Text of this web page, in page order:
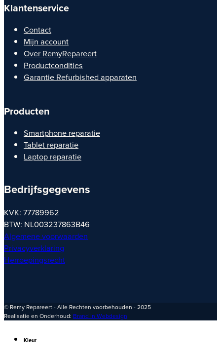
Klantenservice
Contact
Mijn account
Over RemyRepareert
Productcondities
Garantie Refurbished apparaten
Producten
Smartphone reparatie
Tablet reparatie
Laptop reparatie
Bedrijfsgegevens
KVK: 77789962
BTW: NL003237863B46
Algemene voorwaarden
Privacyverklaring
Herroepingsrecht
© Remy Repareert - Alle Rechten voorbehouden - 2025
Realisatie en Onderhoud: Brand in Webdesign
Kleur